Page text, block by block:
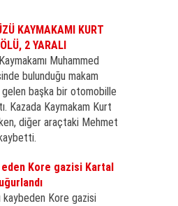
KAYMAKAMI KURT
2 YARALI
Muhammed
bulunduğu makam
gelen başka bir otomobille
Kazada Kaymakam Kurt
diğer araçtaki Mehmet
Kore gazisi Kartal
kaybeden Kore gazisi